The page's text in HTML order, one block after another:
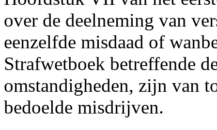
over de deelneming van
eenzelfde misdaad of
Strafwetboek betreffende
omstandigheden, zijn van
bedoelde misdrijven.